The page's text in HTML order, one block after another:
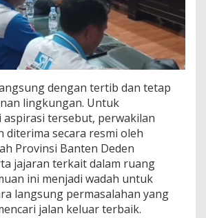
dengan tertib dan tetap
lingkungan. Untuk
tersebut, perwakilan
diterima secara resmi oleh
Provinsi Banten Deden
jajaran terkait dalam ruang
ini menjadi wadah untuk
langsung permasalahan yang
jalan keluar terbaik.